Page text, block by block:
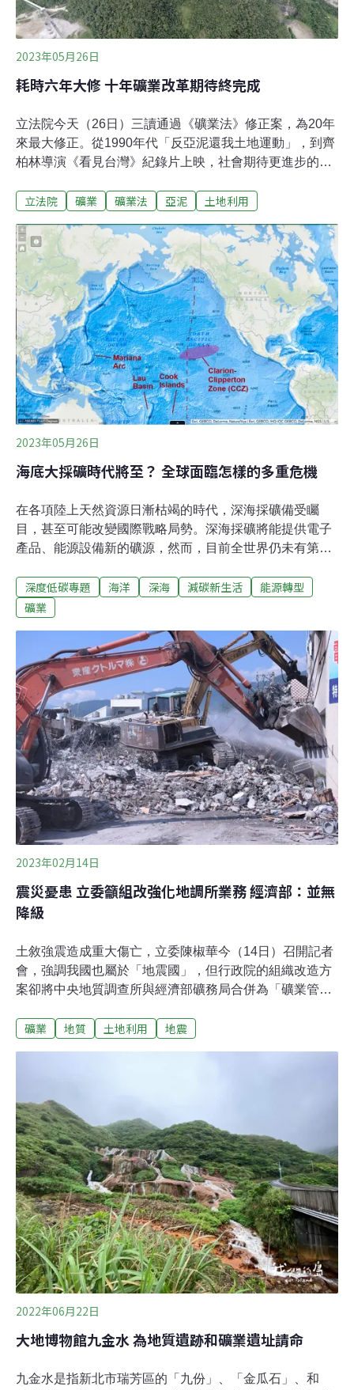
意等。經過來回協商討論，經濟
2023年05月26日
耗時六年大修 十年礦業改革期待終完成
立法院今天（26日）三讀通過《礦業法》修正案，為20年
來最大修正。從1990年代「反亞泥還我土地運動」，到齊
柏林導演《看見台灣》紀錄片上映，社會期待更進步的礦
終於完成。《環境資訊中心》回顧這段歷程，整理修法大
1930年5月26日制定公布，迄今共16次修正。最後一次全
文修正要追溯至2003年12月31日，當時增訂了礦業保護區
的補償規則等，此後再也沒有大幅檢討《礦業法》，法令
也被認為不合時宜，礦業侵害環境與人權的疑慮浮上檯
面。2013~2017年：看見台灣 看見礦業改革曙光2013年
「看見台灣」紀錄片上映，導演齊柏林以飛行航拍角度記
錄下亞洲水泥公司於花蓮太魯閣的礦區，震撼畫面引發社
會討論，礦業改革的聲音悄悄在人群中醞釀。直到2017年
3月10日，環保團體地球公民基金會、台灣蠻野心足生態
協會與立委
立法院 礦業 礦業法 亞泥 土地利用
2023年05月26日
海底大採礦時代將至？ 全球面臨怎樣的多重危機
在各項陸上天然資源日漸枯竭的時代，深海採礦備受矚
目，甚至可能改變國際戰略局勢。深海採礦將能提供電子
產品、能源設備新的礦源，然而，目前全世界仍未有第一
過？《聯合國海洋法公約》所成立的「國際海床管理局」
（ISA），今年（2023）3月底商議深海採礦規則，允許
深度低碳專題 海洋 深海 減碳新生活
能源轉型
礦業
2023年02月14日
震災憂患 立委籲組改強化地調所業務 經濟部：並無
降級
土敘強震造成重大傷亡，立委陳椒華今（14日）召開記者
會，強調我國也屬於「地震國」，但行政院的組織改造方
案卻將中央地質調查所與經濟部礦務局合併為「礦業管理
作。經濟部則回應，兩機關合作將對施政有加乘效果，不
救援、重建工作仍在進行中。台灣同樣是經常受地震影響
的國家，土敘地震也引起國內反思，立法委員陳椒華今
（14日）召開記者會，指出目前行政院規劃將地質調查所
與礦務局合併為「礦業管理與地質調查中心」，疑似以礦
業開發導向，欠缺核心任務目標。他呼籲，組改不應弱化
地質調查科學業務，地調所不能降級。 中華民國地質學會
理事長陳文山分析，地質調查主責單位應有四大重點工
作，首先是長期進行的自然災害調查，包括地
礦業 地質 土地利用 地震
2022年06月22日
大地博物館九金水 為地質遺跡和礦業遺址請命
九金水是指新北市瑞芳區的「九份」、「金瓜石」、和